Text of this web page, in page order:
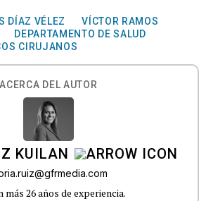
DÍAZ VÉLEZ
VÍCTOR RAMOS
DEPARTAMENTO DE SALUD
CIRUJANOS
ACERCA DEL AUTOR
KUILAN
26 años de experiencia.